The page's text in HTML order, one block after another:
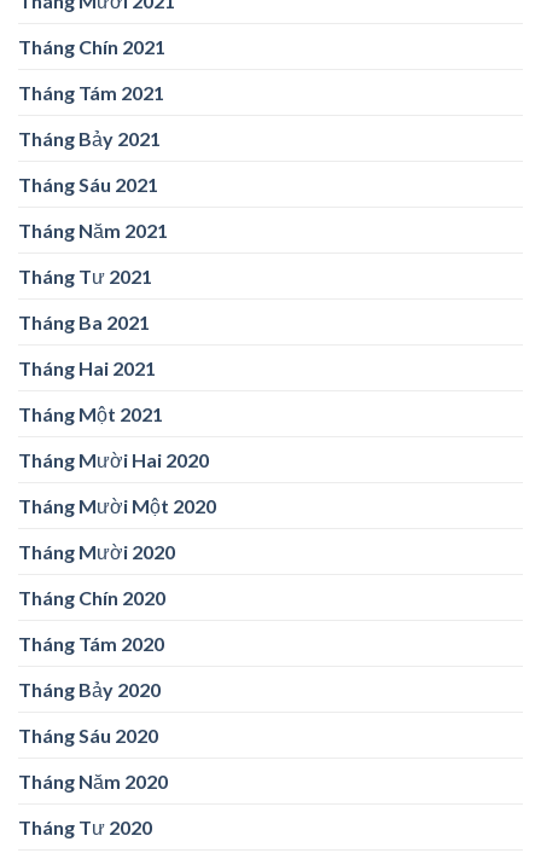
Tháng Chín 2021
Tháng Tám 2021
Tháng Bảy 2021
Tháng Sáu 2021
Tháng Năm 2021
Tháng Tư 2021
Tháng Ba 2021
Tháng Hai 2021
Tháng Một 2021
Tháng Mười Hai 2020
Tháng Mười Một 2020
Tháng Mười 2020
Tháng Chín 2020
Tháng Tám 2020
Tháng Bảy 2020
Tháng Sáu 2020
Tháng Năm 2020
Tháng Tư 2020